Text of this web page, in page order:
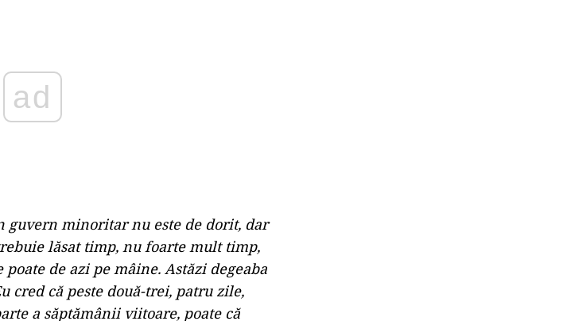
guvern minoritar cu viață
fi limitat, fără perspective de a rezista